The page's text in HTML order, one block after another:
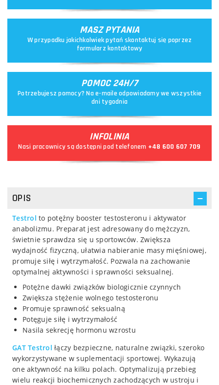
MASZ PYTANIA
W przypadku jakichkolwiek pytań skontaktuj się poprzez
formularz kontaktowy
POMOC 24H/7
Potrzebujesz pomocy? Na e-maile odpowiadamy we wszystkie
dni tygodnia
INFOLINIA
Nasi pracownicy są dostępni pod telefonem +48 600 607 709
OPIS
Testrol to potężny booster testosteronu i aktywator
anabolizmu. Preparat jest adresowany do mężczyzn,
świetnie sprawdza się u sportowców. Zwiększa
wydajność fizyczną, ułatwia nabieranie masy mięśniowej,
promuje siłę i wytrzymałość. Pozwala na zachowanie
optymalnej aktywności i sprawności seksualnej.
Potężne dawki związków biologicznie czynnych
Zwiększa stężenie wolnego testosteronu
Promuje sprawność seksualną
Potęguje siłę i wytrzymałość
Nasila sekrecję hormonu wzrostu
GAT Testrol łączy bezpieczne, naturalne związki, szeroko
wykorzystywane w suplementacji sportowej. Wykazują
one aktywność na kilku polach. Optymalizują przebieg
wielu reakcji biochemicznych zachodzących w ustroju i